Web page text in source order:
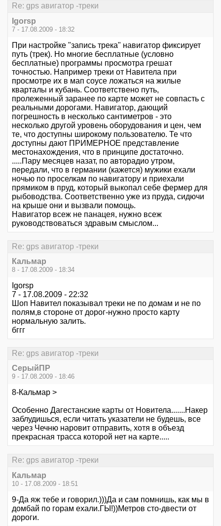
Re: gps авигатор -треки
Igorsp
7 - 17.08.2009 - 18:32
При настройке "запись трека" навигатор фиксирует
путь (трек). Но многие бесплатные (условно
бесплатные) программы просмотра грешат
точностью. Например треки от Навитела при
просмотре их в мап соусе ложаться на жилые
кварталы и кубань. Соответствено путь,
пролеженный заранее по карте может не совпасть с
реальными дорогами. Навигатор, дающий
погрешность в несколько сантиметров - это
несколько другой уровень оборудования и цен, чем
те, что доступны широкому пользователю. Те что
доступны дают ПРИМЕРНОЕ представление
местонахождения, что в принципе достаточно.
.....Пару месяцев назат, по авторадио утром,
передали, что в германии (кажется) мужики ехали
ночью по проселкам по навигатору и приехали
прямиком в пруд, который выкопал себе фермер для
рыбоводства. Соответственно уже из пруда, сидючи
на крыше они и вызвали помощь.
Навигатор всеж не панацея, нужно всеж
руководствоваться здравым смыслом...
Re: gps авигатор -треки
Кальмар
8 - 17.08.2009 - 18:34
Igorsp
7 - 17.08.2009 - 22:32
Шоп Навител показывал треки не по домам и не по
полям,в стороне от дорог-нужно просто карту
нормальную залить.
бггг
Re: gps авигатор -треки
СерыйПР
9 - 17.08.2009 - 18:46
8-Кальмар >
Особенно Дагестанские карты от Новитела.......Накер
заблудишься, если читать указатели не будешь, все
через Чечню наровит отправить, хотя в объезд
прекрасная трасса которой нет на карте.....
Re: gps авигатор -треки
Кальмар
10 - 17.08.2009 - 18:51
9-Да яж тебе и говорил.)))Да и сам помнишь, как мы в
домбай по горам ехали.ГЫ!))Метров сто-двести от
дороги.